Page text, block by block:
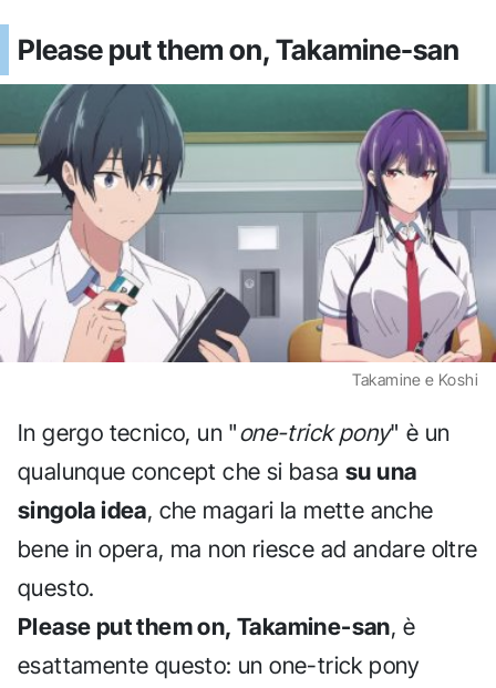
Please put them on, Takamine-san
Takamine e Koshi
In gergo tecnico, un "one-trick pony" è un
qualunque concept che si basa su una
singola idea, che magari la mette anche
bene in opera, ma non riesce ad andare oltre
questo.
Please put them on, Takamine-san, è
esattamente questo: un one-trick pony